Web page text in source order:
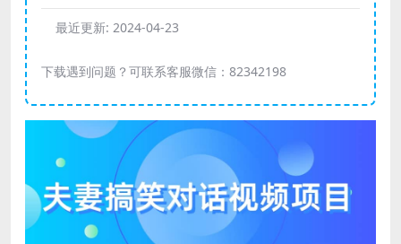
最近更新: 2024-04-23
下载遇到问题？可联系客服微信：82342198